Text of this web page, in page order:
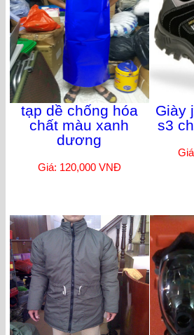
tạp dề chống hóa
chất màu xanh
dương
Giá: 120,000 VNĐ
Giày
s3